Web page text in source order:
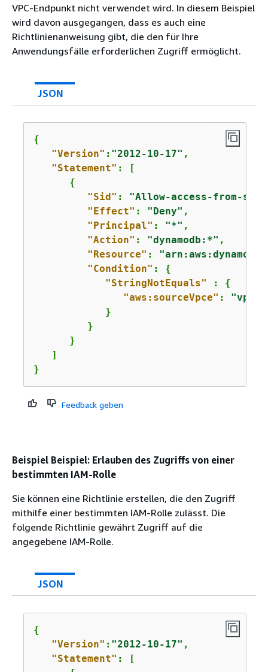
VPC-Endpunkt nicht verwendet wird. In diesem Beispiel
wird davon ausgegangen, dass es auch eine
Richtlinienanweisung gibt, die den für Ihre
Anwendungsfälle erforderlichen Zugriff ermöglicht.
JSON
{
"Version" : "2012-10-17" ,
"Statement" : [
{
"Sid" : "Allow-access-from-
"Effect" : "Deny" ,
"Principal" : "*" ,
"Action" : "dynamodb:*" ,
"Resource" : "arn:aws:dynamodb:
"Condition" : {
"StringNotEquals" : {
"aws:sourceVpce" : "vpce-
            }
         }
      }
   ]
}
Feedback geben
Beispiel Beispiel: Erlauben des Zugriffs von einer
bestimmten IAM-Rolle
Sie können eine Richtlinie erstellen, die den Zugriff
mithilfe einer bestimmten IAM-Rolle zulässt. Die
folgende Richtlinie gewährt Zugriff auf die
angegebene IAM-Rolle.
JSON
{
"Version" : "2012-10-17" ,
"Statement" : [